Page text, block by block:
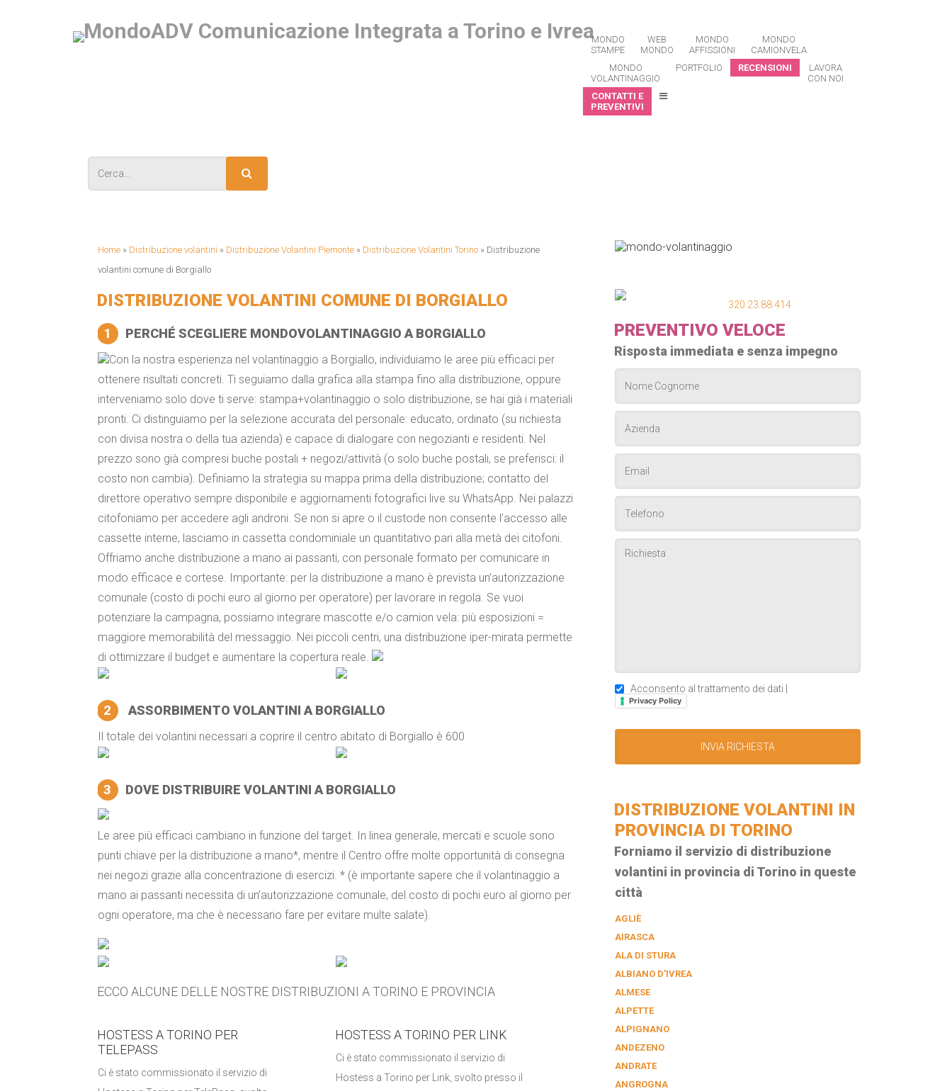
MONDO
STAMPE
WEB
MONDO
MONDO
AFFISSIONI
MONDO
CAMIONVELA
MONDO
VOLANTINAGGIO
PORTFOLIO RECENSIONI
LAVORA
CON NOI
CONTATTI E
PREVENTIVI
Home » Distribuzione volantini » Distribuzione Volantini Piemonte » Distribuzione Volantini Torino » Distribuzione
volantini comune di Borgiallo
DISTRIBUZIONE VOLANTINI COMUNE DI BORGIALLO
1 PERCHÉ SCEGLIERE MONDOVOLANTINAGGIO A BORGIALLO
Con la nostra esperienza nel volantinaggio a Borgiallo, individuiamo le aree più efficaci per
ottenere risultati concreti. Ti seguiamo dalla grafica alla stampa fino alla distribuzione, oppure
interveniamo solo dove ti serve: stampa+volantinaggio o solo distribuzione, se hai già i materiali
pronti. Ci distinguiamo per la selezione accurata del personale: educato, ordinato (su richiesta
con divisa nostra o della tua azienda) e capace di dialogare con negozianti e residenti. Nel
prezzo sono già compresi buche postali + negozi/attività (o solo buche postali, se preferisci: il
costo non cambia). Definiamo la strategia su mappa prima della distribuzione; contatto del
direttore operativo sempre disponibile e aggiornamenti fotografici live su WhatsApp. Nei palazzi
citofoniamo per accedere agli androni. Se non si apre o il custode non consente l’accesso alle
cassette interne, lasciamo in cassetta condominiale un quantitativo pari alla metà dei citofoni.
Offriamo anche distribuzione a mano ai passanti, con personale formato per comunicare in
modo efficace e cortese. Importante: per la distribuzione a mano è prevista un’autorizzazione
comunale (costo di pochi euro al giorno per operatore) per lavorare in regola. Se vuoi
potenziare la campagna, possiamo integrare mascotte e/o camion vela: più esposizioni =
maggiore memorabilità del messaggio. Nei piccoli centri, una distribuzione iper-mirata permette
di ottimizzare il budget e aumentare la copertura reale.
2 ASSORBIMENTO VOLANTINI A BORGIALLO
Il totale dei volantini necessari a coprire il centro abitato di Borgiallo è 600
3 DOVE DISTRIBUIRE VOLANTINI A BORGIALLO
Le aree più efficaci cambiano in funzione del target. In linea generale, mercati e scuole sono
punti chiave per la distribuzione a mano*, mentre il Centro offre molte opportunità di consegna
nei negozi grazie alla concentrazione di esercizi. * (è importante sapere che il volantinaggio a
mano ai passanti necessita di un’autorizzazione comunale, del costo di pochi euro al giorno per
ogni operatore, ma che è necessario fare per evitare multe salate).
ECCO ALCUNE DELLE NOSTRE DISTRIBUZIONI A TORINO E PROVINCIA
HOSTESS A TORINO PER
TELEPASS
Ci è stato commissionato il servizio di
HOSTESS A TORINO PER LINK
Ci è stato commissionato il servizio di
Hostess a Torino per Link, svolto presso il
320 23.88.414
PREVENTIVO VELOCE
Risposta immediata e senza impegno
Acconsento al trattamento dei dati |
Privacy Policy
DISTRIBUZIONE VOLANTINI IN
PROVINCIA DI TORINO
Forniamo il servizio di distribuzione
volantini in provincia di Torino in queste
città
AGLIÈ
AIRASCA
ALA DI STURA
ALBIANO D'IVREA
ALMESE
ALPETTE
ALPIGNANO
ANDEZENO
ANDRATE
ANGROGNA